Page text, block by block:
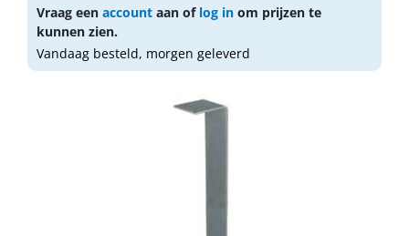
Vraag een account aan of log in om prijzen te
kunnen zien.
Vandaag besteld, morgen geleverd